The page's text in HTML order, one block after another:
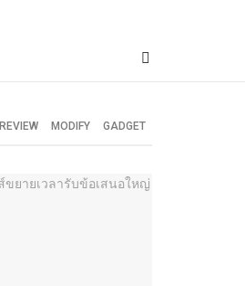
REVIEW MODIFY GADGET